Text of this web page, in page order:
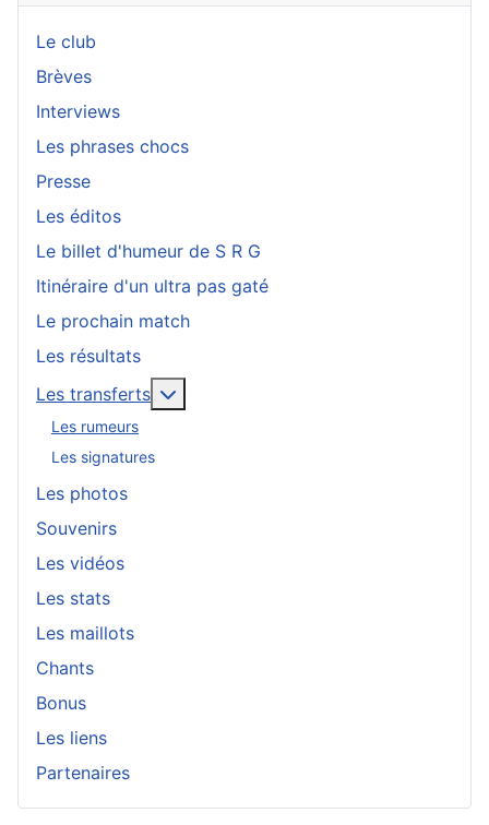
Le club
Brèves
Interviews
Les phrases chocs
Presse
Les éditos
Le billet d'humeur de S R G
Itinéraire d'un ultra pas gaté
Le prochain match
Les résultats
Les transferts
Les rumeurs
Les signatures
Les photos
Souvenirs
Les vidéos
Les stats
Les maillots
Chants
Bonus
Les liens
Partenaires